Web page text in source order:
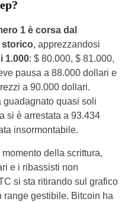
1 è corsa dal
storico, apprezzandosi
1.000: $ 80.000, $ 81.000,
pausa a 88.000 dollari e
a 90.000 dollari.
guadagnato quasi soli
si è arrestata a 93.434
insormontabile.
momento della scrittura,
e i ribassisti non
si sta ritirando sul grafico
range gestibile. Bitcoin ha